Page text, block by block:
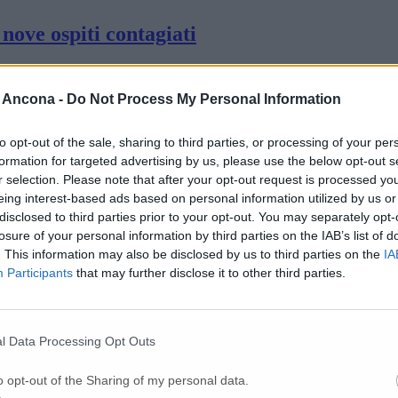
- Do Not Process My Personal Information
opt-out of the sale, sharing to third parties, or processing of your
for targeted advertising by us, please use the below opt-out
selection. Please note that after your opt-out request is processed
interest-based ads based on personal information utilized by us
to third parties prior to your opt-out. You may separately
of your personal information by third parties on the IAB’s list of
This information may also be disclosed by us to third parties on the
Participants that may further disclose it to other third parties.
Data Processing Opt Outs
opt-out of the Sharing of my personal data.
ospiti contagiati
letto per i contagiati
famiglie
i divieti: denunciati
invita alla calma
di governo incompetente Tra